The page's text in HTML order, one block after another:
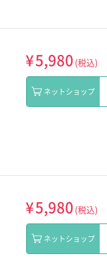
¥5,980 (税込)
ネットショップ
¥5,980 (税込)
ネットショップ